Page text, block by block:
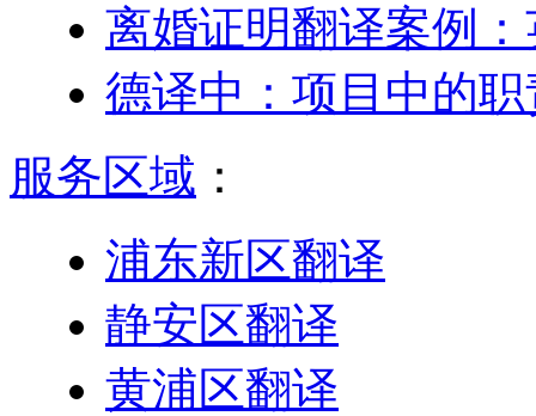
离婚证明翻译案例
德译中：项目中的
服务区域 ：
浦东新区翻译
静安区翻译
黄浦区翻译